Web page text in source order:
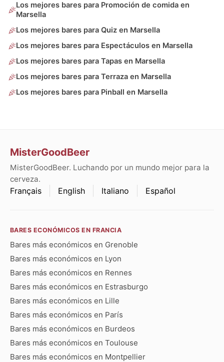
Los mejores bares para Promoción de comida en
Marsella
Los mejores bares para Quiz en Marsella
Los mejores bares para Espectáculos en Marsella
Los mejores bares para Tapas en Marsella
Los mejores bares para Terraza en Marsella
Los mejores bares para Pinball en Marsella
MisterGoodBeer
MisterGoodBeer. Luchando por un mundo mejor para la
cerveza.
Français English Italiano Español
BARES ECONÓMICOS EN FRANCIA
Bares más económicos en Grenoble
Bares más económicos en Lyon
Bares más económicos en Rennes
Bares más económicos en Estrasburgo
Bares más económicos en Lille
Bares más económicos en París
Bares más económicos en Burdeos
Bares más económicos en Toulouse
Bares más económicos en Montpellier